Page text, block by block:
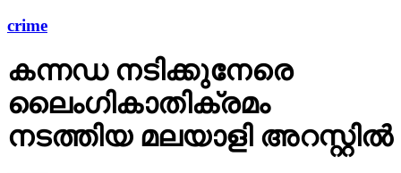
crime
കന്നഡ നടിക്കുനേരെ
ലൈംഗികാതിക്രമം
നടത്തിയ മലയാളി അറസ്റ്റിൽ